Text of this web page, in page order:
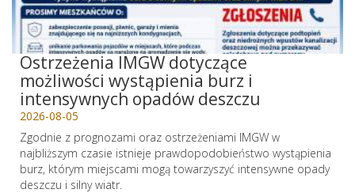
Ostrzeżenia IMGW dotyczące
możliwości wystąpienia burz i
intensywnych opadów deszczu
2026-08-05
Zgodnie z prognozami oraz ostrzeżeniami IMGW w
najbliższym czasie istnieje prawdopodobieństwo wystąpienia
burz, którym miejscami mogą towarzyszyć intensywne opady
deszczu i silny wiatr.